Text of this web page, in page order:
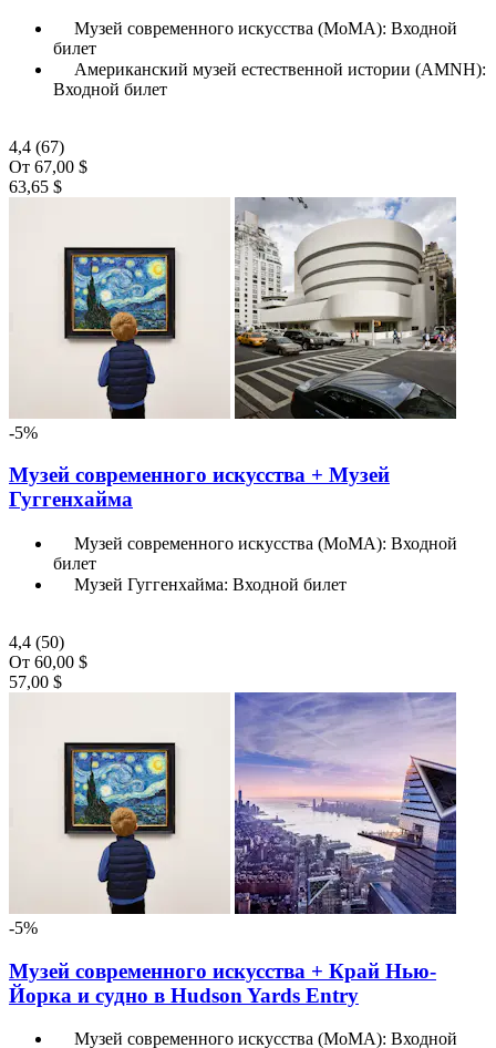
Музей современного искусства (МоМА): Входной
билет
Американский музей естественной истории (AMNH):
Входной билет
4,4 (67)
От 67,00 $
63,65 $
-5%
Музей современного искусства + Музей
Гуггенхайма
Музей современного искусства (МоМА): Входной
билет
Музей Гуггенхайма: Входной билет
4,4 (50)
От 60,00 $
57,00 $
-5%
Музей современного искусства + Край Нью-
Йорка и судно в Hudson Yards Entry
Музей современного искусства (МоМА): Входной